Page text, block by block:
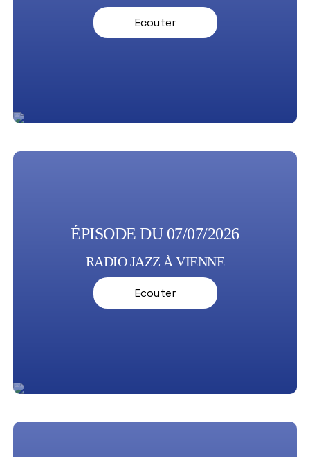
Ecouter
ÉPISODE DU 07/07/2026
RADIO JAZZ À VIENNE
Ecouter